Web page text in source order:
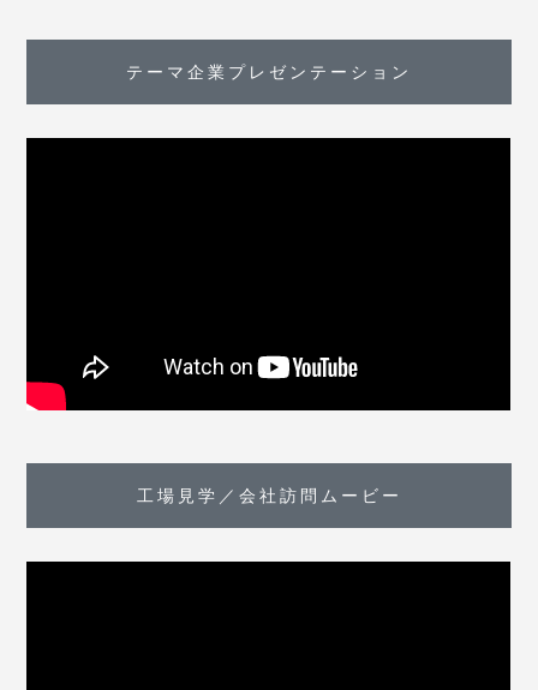
テーマ企業プレゼンテーション
工場見学／会社訪問ムービー